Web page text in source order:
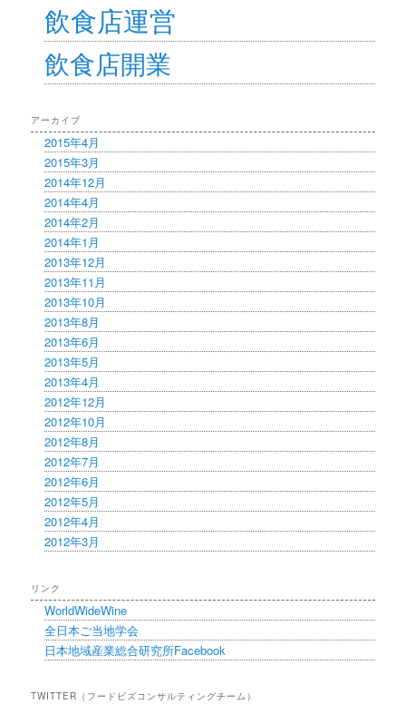
飲食店運営
飲食店開業
アーカイブ
2015年4月
2015年3月
2014年12月
2014年4月
2014年2月
2014年1月
2013年12月
2013年11月
2013年10月
2013年8月
2013年6月
2013年5月
2013年4月
2012年12月
2012年10月
2012年8月
2012年7月
2012年6月
2012年5月
2012年4月
2012年3月
リンク
WorldWideWine
全日本ご当地学会
日本地域産業総合研究所Facebook
TWITTER（フードビズコンサルティングチーム）